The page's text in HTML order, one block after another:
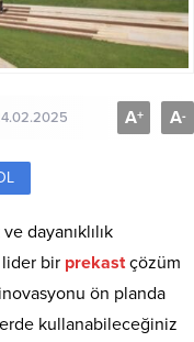
A+ A-
dayanıklılık
lider bir prekastçözüm
ön planda
kullanabileceğiniz